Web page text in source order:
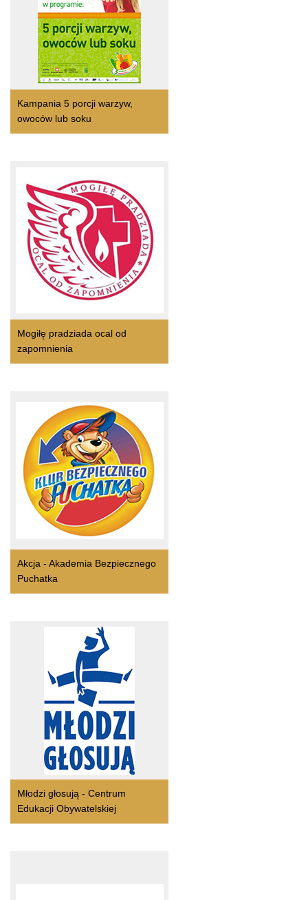
Kampania 5 porcji warzyw,
owoców lub soku
Mogiłę pradziada ocal od
zapomnienia
Akcja - Akademia Bezpiecznego
Puchatka
Młodzi głosują - Centrum
Edukacji Obywatelskiej